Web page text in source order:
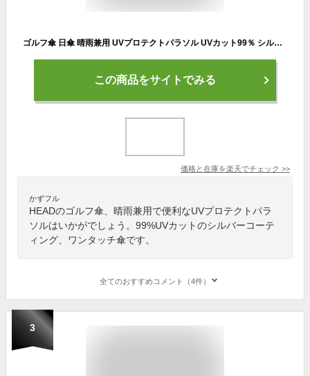
ゴルフ傘 日傘 晴雨兼用 UVプロテクトパラソル UVカット99％ シルバーコーティング ワンタッチ自動開き 65cm シルバー×ブラック HEAD by POWERBILT
この商品をサイトでみる
価格と在庫を楽天でチェック >>
かずフル
HEADのゴルフ傘、晴雨兼用で便利なUVプロテクトパラ
ソルはいかがでしょう。99%UVカットのシルバーコーテ
ィング、ワンタッチ傘です。
全てのおすすめコメント（4件）
3